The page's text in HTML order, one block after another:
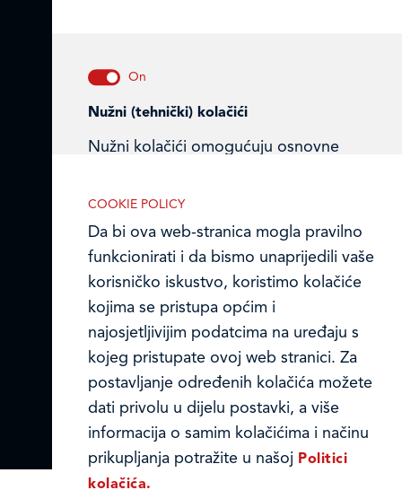
Prodajni centri
Ledo u inozemstvu
Obavijest o Privatnosti i Kolačići
Privacy notice and Cookies
COOKIE POLICY
Da bi ova web-stranica mogla pravilno
funkcionirati i da bismo unaprijedili vaše
korisničko iskustvo, koristimo kolačiće
kojima se pristupa općim i
najosjetljivijim podatcima na uređaju s
kojeg pristupate ovoj web stranici. Za
postavljanje određenih kolačića možete
dati privolu u dijelu postavki, a više
informacija o samim kolačićima i načinu
prikupljanja potražite u našoj Politici
kolačića.
Nužni (tehnički) kolačići
Nužni kolačići omogućuju osnovne
stranica ne može pravilno funkcionirati,
a isključiti ih možete mijenjanjem
postavki u svome web-pregledniku.
Analitički kolačići
Analitički kolačići pomažu nam
unaprijediti web-stranicu prikupljanjem i
analizom podataka o njeziinu korištenju.